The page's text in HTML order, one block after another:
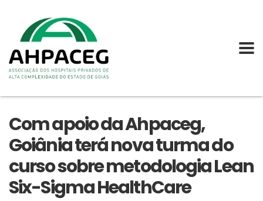
Com apoio da Ahpaceg,
Goiânia terá nova turma do
curso sobre metodologia Lean
Six-Sigma HealthCare